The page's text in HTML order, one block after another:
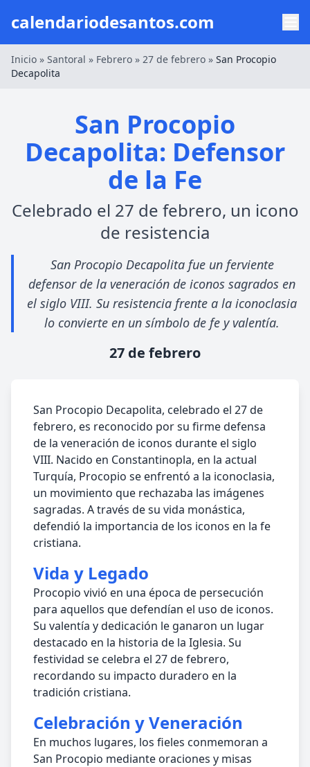
calendariodesantos.com
Inicio » Santoral » Febrero » 27 de febrero » San Procopio
Decapolita
San Procopio
Decapolita: Defensor
de la Fe
Celebrado el 27 de febrero, un icono
de resistencia
San Procopio Decapolita fue un ferviente
defensor de la veneración de iconos sagrados en
el siglo VIII. Su resistencia frente a la iconoclasia
lo convierte en un símbolo de fe y valentía.
27 de febrero
San Procopio Decapolita, celebrado el 27 de
febrero, es reconocido por su firme defensa
de la veneración de iconos durante el siglo
VIII. Nacido en Constantinopla, en la actual
Turquía, Procopio se enfrentó a la iconoclasia,
un movimiento que rechazaba las imágenes
sagradas. A través de su vida monástica,
defendió la importancia de los iconos en la fe
cristiana.
Vida y Legado
Procopio vivió en una época de persecución
para aquellos que defendían el uso de iconos.
Su valentía y dedicación le ganaron un lugar
destacado en la historia de la Iglesia. Su
festividad se celebra el 27 de febrero,
recordando su impacto duradero en la
tradición cristiana.
Celebración y Veneración
En muchos lugares, los fieles conmemoran a
San Procopio mediante oraciones y misas